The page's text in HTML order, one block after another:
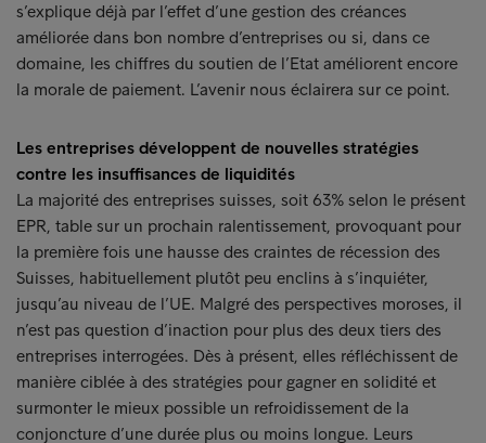
s’explique déjà par l’effet d’une gestion des créances
améliorée dans bon nombre d’entreprises ou si, dans ce
domaine, les chiffres du soutien de l’Etat améliorent encore
la morale de paiement. L’avenir nous éclairera sur ce point.
Les entreprises développent de nouvelles stratégies
contre les insuffisances de liquidités
La majorité des entreprises suisses, soit 63% selon le présent
EPR, table sur un prochain ralentissement, provoquant pour
la première fois une hausse des craintes de récession des
Suisses, habituellement plutôt peu enclins à s’inquiéter,
jusqu’au niveau de l’UE. Malgré des perspectives moroses, il
n’est pas question d’inaction pour plus des deux tiers des
entreprises interrogées. Dès à présent, elles réfléchissent de
manière ciblée à des stratégies pour gagner en solidité et
surmonter le mieux possible un refroidissement de la
conjoncture d’une durée plus ou moins longue. Leurs